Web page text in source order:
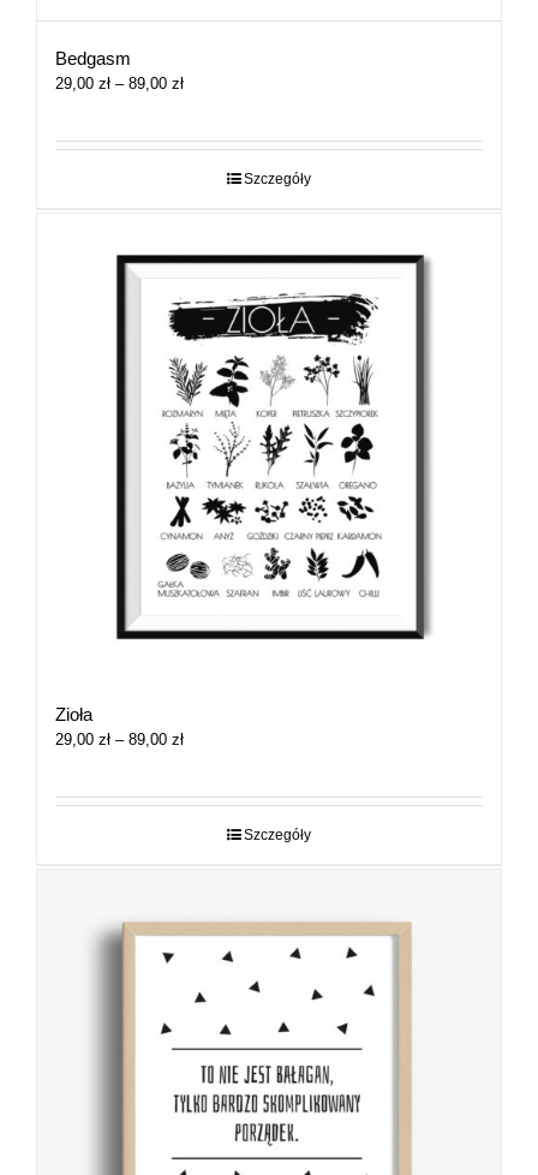
Bedgasm
29,00 zł – 89,00 złZakres
29,00 zł
Szczegóły
Zioła
29,00 zł – 89,00 złZakres
29,00 zł
Szczegóły